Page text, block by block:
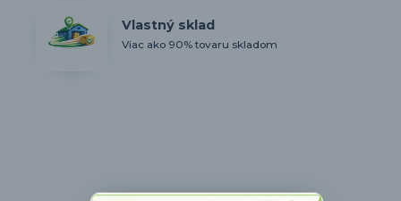
Vlastný sklad
Viac ako 90% tovaru skladom